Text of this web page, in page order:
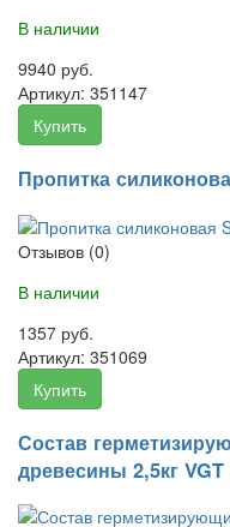
В наличии
9940 руб.
Артикул: 351147
Купить
Пропитка
Отзывов (0)
В наличии
1357 руб.
Артикул: 351069
Купить
Состав
древесины 2,5кг VGT